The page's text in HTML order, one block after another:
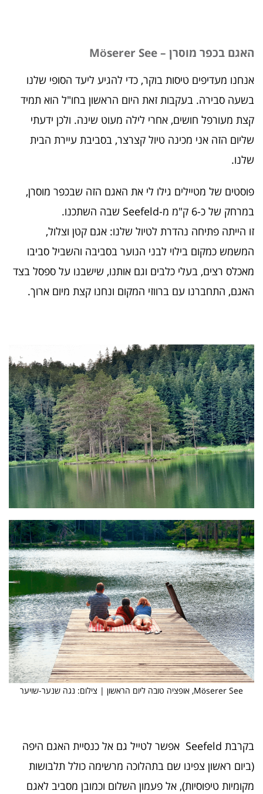
האגם בכפר מוסרן – Möserer See
אנחנו מעדיפים טיסות בוקר, כדי להגיע ליעד הסופי שלנו
בשעה סבירה. בעקבות זאת היום הראשון בחו"ל הוא תמיד
קצת מעורפל חושים, אחרי לילה מעוט שינה. ולכן ידעתי
שליום הזה אני מכינה טיול קצרצר, בסביבת עיירת הבית
שלנו.
פוסטים של מטיילים גילו לי את האגם הזה שבכפר מוסרן,
במרחק של כ-6 ק"מ מ-Seefeld שבה השתכנו.
זו הייתה פתיחה נהדרת לטיול שלנו: אגם קטן וצלול,
המשמש כמקום בילוי לבני הנוער בסביבה והשביל סביבו
מאכלס רצים, בעלי כלבים וגם אותנו, שישבנו על ספסל בצד
האגם, התחברנו עם ברווזי המקום ונחנו קצת מיום ארוך.
Möserer See, אופציה טובה ליום הראשון | צילום: נגה שנער-שויער
בקרבת Seefeld אפשר לטייל גם אל כנסיית האגם היפה
(ביום ראשון צפינו שם בתהלוכה מרשימה כולל תלבושות
מקומיות טיפוסיות), אל פעמון השלום וכמובן מסביב לאגם